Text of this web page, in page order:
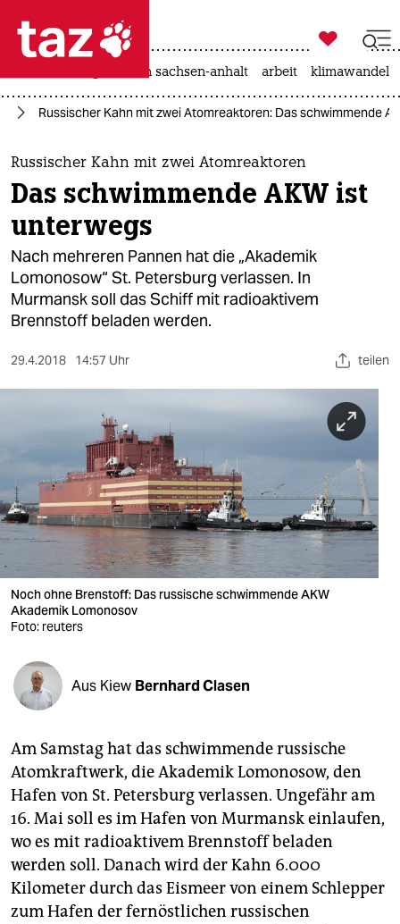
 taz zahl ich
taz zahl ich
themen
politik
öko
gesellschaft
kultur
sport
nord
wahrheit
verlag
veranstaltungen
shop
fragen & hilfe
unterstützen
genossenschaft
epaper login

taz zahl ich
landtagswahl in sachsen-anhalt arbeit klimawandel
Russischer Kahn mit zwei Atomreaktoren: Das schwimmende
Russischer Kahn mit zwei Atomreaktoren
Das schwimmende AKW ist
unterwegs
Nach mehreren Pannen hat die „Akademik
Lomonosow“ St. Petersburg verlassen. In
Murmansk soll das Schiff mit radioaktivem
Brennstoff beladen werden.
29.4.2018 14:57 Uhr teilen
Noch ohne Brenstoff: Das russische schwimmende AKW
Akademik Lomonosov
Foto: reuters
Aus Kiew Bernhard Clasen
Am Samstag hat das schwimmende russische
Atomkraftwerk, die Akademik Lomonosow, den
Hafen von St. Petersburg verlassen. Ungefähr am
16. Mai soll es im Hafen von Murmansk einlaufen,
wo es mit radioaktivem Brennstoff beladen
werden soll. Danach wird der Kahn 6.000
Kilometer durch das Eismeer von einem Schlepper
zum Hafen der fernöstlichen russischen